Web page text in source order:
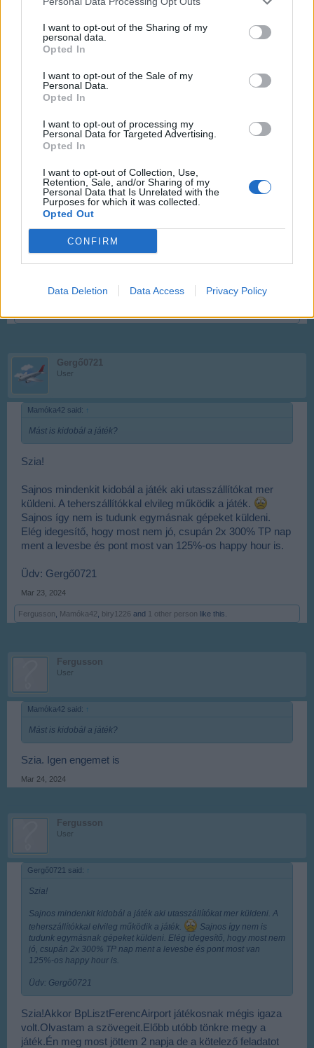
I want to opt-out of the Sharing of my
personal data.
Opted In
I want to opt-out of the Sale of my
Personal Data.
Opted In
I want to opt-out of processing my
Personal Data for Targeted Advertising.
Opted In
I want to opt-out of Collection, Use,
Retention, Sale, and/or Sharing of my
Personal Data that Is Unrelated with the
Purposes for which it was collected.
Opted Out
CONFIRM
Data Deletion Data Access Privacy Policy
Mamóka42
User
Mást is kidobál a játék?
Mar 23, 2024
User
Mamóka42 said: ↑
Üdv mindenkinek. Online vagyok,jöhetnek gépek. Köszönöm.
Mar 23, 2024
Gergő0721
User
Mamóka42 said: ↑
Mást is kidobál a játék?
Szia!
Sajnos mindenkit kidobál a játék aki utasszállítókat mer
küldeni. A teherszállítókkal elvileg működik a játék.
Sajnos így nem is tudunk egymásnak gépeket küldeni.
Elég idegesítő, hogy most nem jó, csupán 2x 300% TP nap
ment a levesbe és pont most van 125%-os happy hour is.
Üdv: Gergő0721
Mar 23, 2024
Fergusson Mamóka42 biry1226 and 1 other person like this.
Fergusson
User
Mamóka42 said: ↑
Mást is kidobál a játék?
Szia. Igen engemet is
Mar 24, 2024
Fergusson
User
Gergő0721 said: ↑
Szia!
Sajnos mindenkit kidobál a játék aki utasszállítókat mer küldeni. A
teherszállítókkal elvileg működik a játék.
Sajnos így nem is
tudunk egymásnak gépeket küldeni. Elég idegesítő, hogy most nem
jó, csupán 2x 300% TP nap ment a levesbe és pont most van
125%-os happy hour is.
Üdv: Gergő0721
Szia!Akkor BpLisztFerencAirport játékosnak mégis igaza
volt.Olvastam a szövegeit.Előbb utóbb tönkre megy a
játék.Én meg most jöttem 2 napja de a kötelező feladatot